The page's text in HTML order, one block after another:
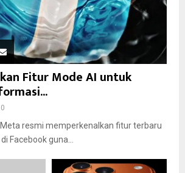
Fitur Mode AI untuk
0
Meta resmi memperkenalkan fitur terbaru
Facebook guna...